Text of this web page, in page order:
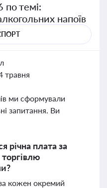
по темі:
напоїв
травня
ми сформували
запитання. Ви
річна плата за
кожен окремий